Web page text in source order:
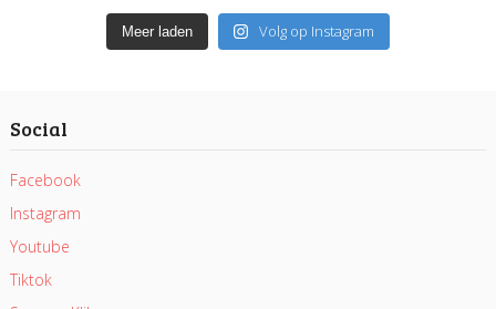
Meer laden Volg op Instagram
Social
Facebook
Instagram
Youtube
Tiktok